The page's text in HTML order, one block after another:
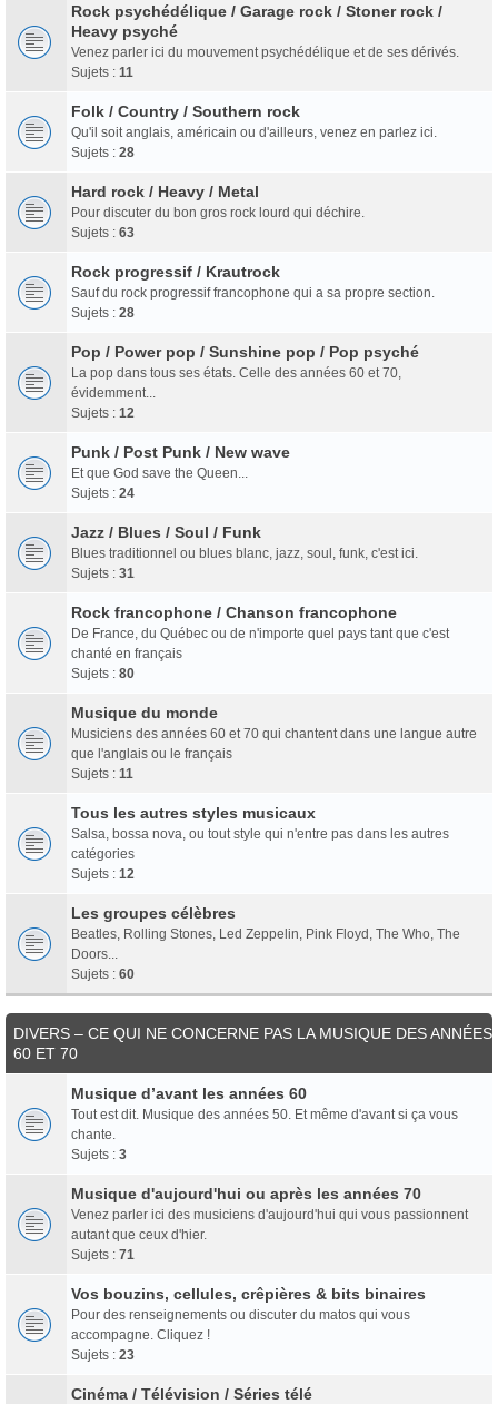
Rock psychédélique / Garage rock / Stoner rock /
Heavy psyché
Venez parler ici du mouvement psychédélique et de ses dérivés.
Sujets : 11
Folk / Country / Southern rock
Qu'il soit anglais, américain ou d'ailleurs, venez en parlez ici.
Sujets : 28
Hard rock / Heavy / Metal
Pour discuter du bon gros rock lourd qui déchire.
Sujets : 63
Rock progressif / Krautrock
Sauf du rock progressif francophone qui a sa propre section.
Sujets : 28
Pop / Power pop / Sunshine pop / Pop psyché
La pop dans tous ses états. Celle des années 60 et 70,
évidemment...
Sujets : 12
Punk / Post Punk / New wave
Et que God save the Queen...
Sujets : 24
Jazz / Blues / Soul / Funk
Blues traditionnel ou blues blanc, jazz, soul, funk, c'est ici.
Sujets : 31
Rock francophone / Chanson francophone
De France, du Québec ou de n'importe quel pays tant que c'est
chanté en français
Sujets : 80
Musique du monde
Musiciens des années 60 et 70 qui chantent dans une langue autre
que l'anglais ou le français
Sujets : 11
Tous les autres styles musicaux
Salsa, bossa nova, ou tout style qui n'entre pas dans les autres
catégories
Sujets : 12
Les groupes célèbres
Beatles, Rolling Stones, Led Zeppelin, Pink Floyd, The Who, The
Doors...
Sujets : 60
DIVERS – CE QUI NE CONCERNE PAS LA MUSIQUE DES ANNÉES
60 ET 70
Musique d’avant les années 60
Tout est dit. Musique des années 50. Et même d'avant si ça vous
chante.
Sujets : 3
Musique d'aujourd'hui ou après les années 70
Venez parler ici des musiciens d'aujourd'hui qui vous passionnent
autant que ceux d'hier.
Sujets : 71
Vos bouzins, cellules, crêpières & bits binaires
Pour des renseignements ou discuter du matos qui vous
accompagne. Cliquez !
Sujets : 23
Cinéma / Télévision / Séries télé